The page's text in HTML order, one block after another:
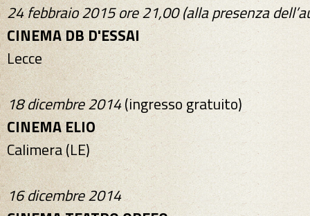
24 febbraio 2015 ore 21,00 (alla presenza
CINEMA DB D'ESSAI
Lecce
18 dicembre 2014(ingresso gratuito)
CINEMA ELIO
Calimera (LE)
16 dicembre 2014